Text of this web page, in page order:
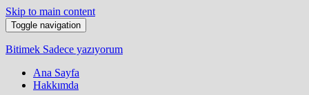
Skip to main content
Toggle navigation
Bitimek Sadece yazıyorum
Ana Sayfa
Hakkımda